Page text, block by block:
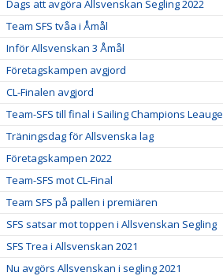
Dags att avgöra Allsvenskan Segling 2022
Team SFS tvåa i Åmål
Inför Allsvenskan 3 Åmål
Företagskampen avgjord
CL-Finalen avgjord
Team-SFS till final i Sailing Champions Leauge
Träningsdag för Allsvenska lag
Företagskampen 2022
Team-SFS mot CL-Final
Team SFS på pallen i premiären
SFS satsar mot toppen i Allsvenskan Segling
SFS Trea i Allsvenskan 2021
Nu avgörs Allsvenskan i segling 2021